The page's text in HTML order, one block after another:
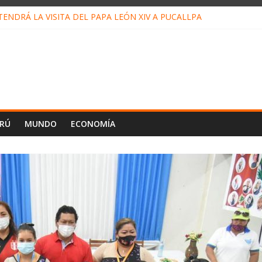
LA VISITA DEL PAPA LEÓN XIV A PUCALLPA
MUNDO ECONOMÍA